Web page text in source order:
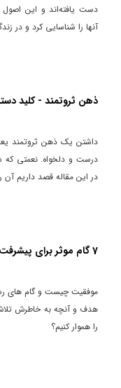
دست یافته‌اند و این
آنها را شناسایی کرد و در
ذهن ثروتمند - کلید
داشتن یک ذهن ثروتمند
درست و دلخواه. نعمتی که
در این مقاله قصد داریم آن
7 گام موثر برای پیشرفت در زندگی‌ - موفقیت در زندگی
موفقیت چیست و گام های
هدف و آنچه به خاطرش
را هموار کنیم؟